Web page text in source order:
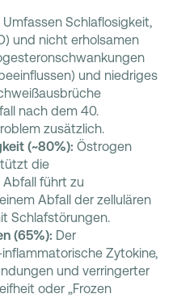
Umfassen Schlaflosigkeit,
und nicht erholsamen
und niedriges
nach dem 40.
zusätzlich.
(~80%): Östrogen
die
führt zu
Abfall der zellulären
Schlafstörungen.
(65%): Der
Zytokine,
und verringerter
oder „Frozen